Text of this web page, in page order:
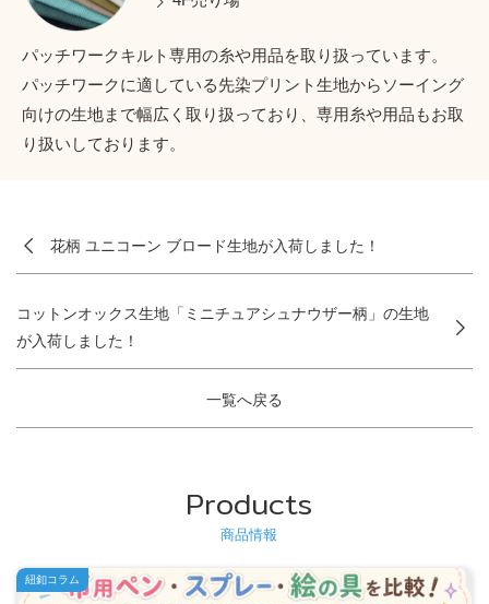
パッチワークキルト専用の糸や用品を取り扱っています。
パッチワークに適している先染プリント生地からソーイング
向けの生地まで幅広く取り扱っており、専用糸や用品もお取
り扱いしております。
花柄 ユニコーン ブロード生地が入荷しました！
一覧へ戻る
コットンオックス生地「ミニチュアシュナウザー柄」の生地
が入荷しました！
Products
商品情報
紐釦コラム